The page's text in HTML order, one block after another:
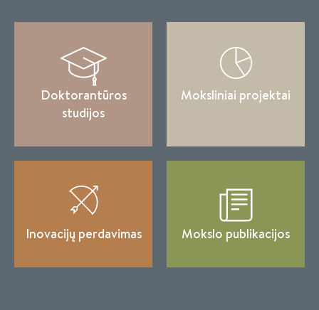
Doktorantūros
studijos
Moksliniai projektai
Inovacijų perdavimas Mokslo publikacijos